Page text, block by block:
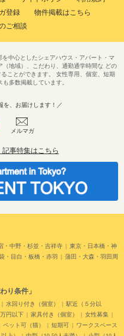
登録
物件掲載はこちら
ご相談
・中野・杉並・吉祥寺
東京・日本橋・神
・目白・板橋・赤羽
蒲田・大森・羽田周
り条件」
水回り付き（個室）
駅近（５分以
万円以下 家具付き（個室）
女性募集
ペット可（猫） 短期可
ワークスペース
中心としたシェアハウス・アパート・マ
地域）、こだわり、通勤通学時間な どの
ことができます。 女性専用、個室、短期
多数掲載しています。
を、お届けします！／
メルマガ
事特集はこちら